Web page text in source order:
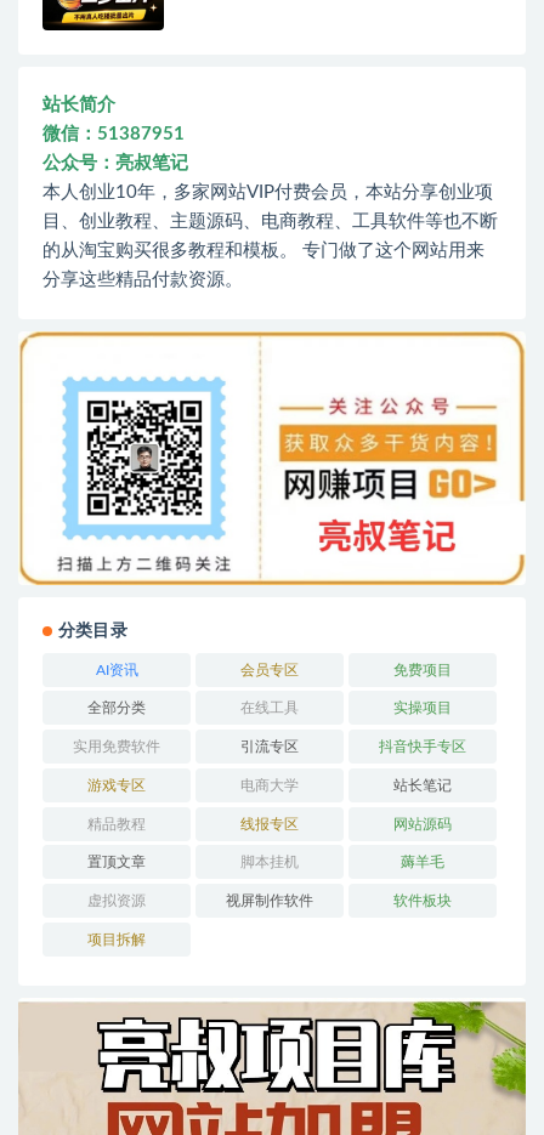
站长简介
微信：51387951
公众号：亮叔笔记
本人创业10年，多家网站VIP付费会员，本站分享创业项
目、创业教程、主题源码、电商教程、工具软件等也不断
的从淘宝购买很多教程和模板。 专门做了这个网站用来
分享这些精品付款资源。
分类目录
AI资讯 会员专区 免费项目
全部分类 在线工具 实操项目
实用免费软件 引流专区 抖音快手专区
游戏专区 电商大学 站长笔记
精品教程 线报专区 网站源码
置顶文章 脚本挂机 薅羊毛
虚拟资源 视屏制作软件 软件板块
项目拆解